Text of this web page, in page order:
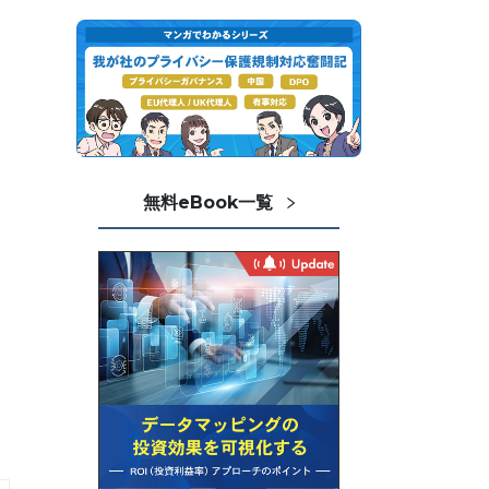
無料eBook一覧